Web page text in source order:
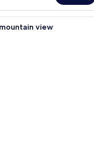
view